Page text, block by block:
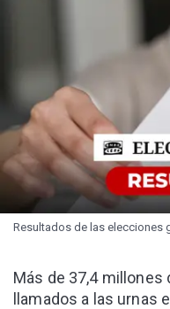
Resultados de las elecciones
Más de 37,4 millones
llamados a las urnas